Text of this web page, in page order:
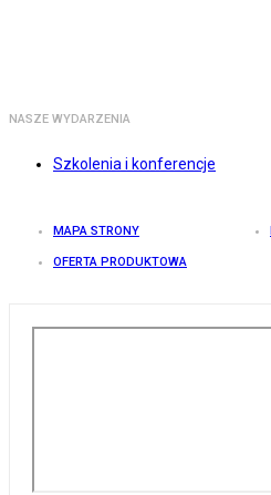
NASZE WYDARZENIA
Szkolenia i konferencje
MAPA STRONY
OFERTA PRODUKTOWA